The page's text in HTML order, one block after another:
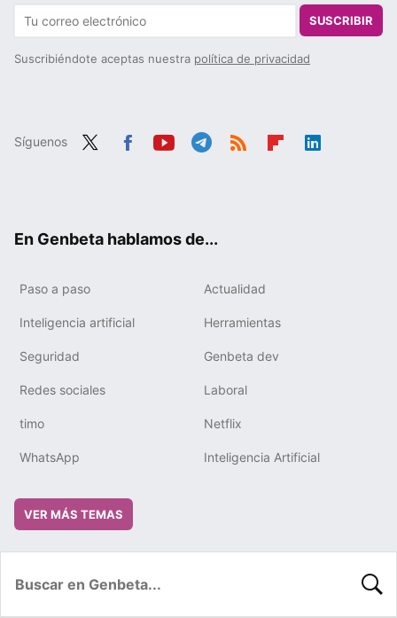
SUSCRIBIR
Suscribiéndote aceptas nuestra política de privacidad
Síguenos
En Genbeta hablamos de...
Paso a paso Actualidad
Inteligencia artificial Herramientas
Seguridad Genbeta dev
Redes sociales Laboral
timo Netflix
WhatsApp Inteligencia Artificial
VER MÁS TEMAS